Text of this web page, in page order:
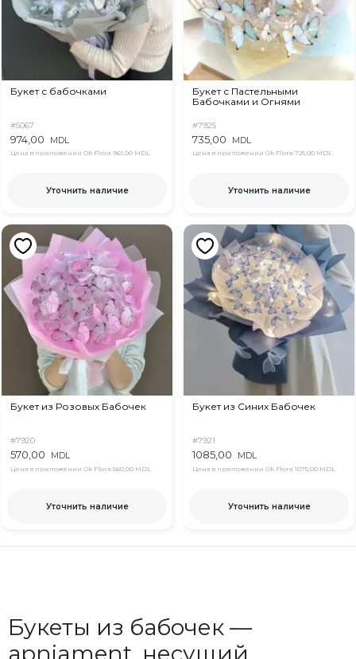
Букет с бабочками
#5067
974,00 MDL
Цена в приложении Ok Flora 961,00 MDL
Уточнить наличие
Букет с Пастельными
Бабочками и Огнями
#7925
735,00 MDL
Цена в приложении Ok Flora 725,00 MDL
Уточнить наличие
Букет из Розовых Бабочек
#7920
570,00 MDL
Цена в приложении Ok Flora 560,00 MDL
Уточнить наличие
Букет из Синих Бабочек
#7921
1085,00 MDL
Цена в приложении Ok Flora 1075,00 MDL
Уточнить наличие
Букеты из бабочек —
арnjament, несущий